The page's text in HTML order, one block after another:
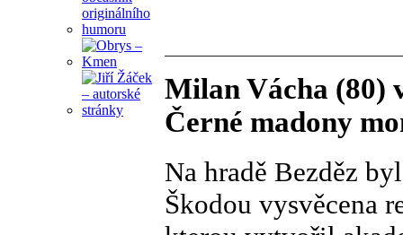
Milan Vácha (80)
Černé madony
Na hradě Bezděz
Škodou vysvěcena